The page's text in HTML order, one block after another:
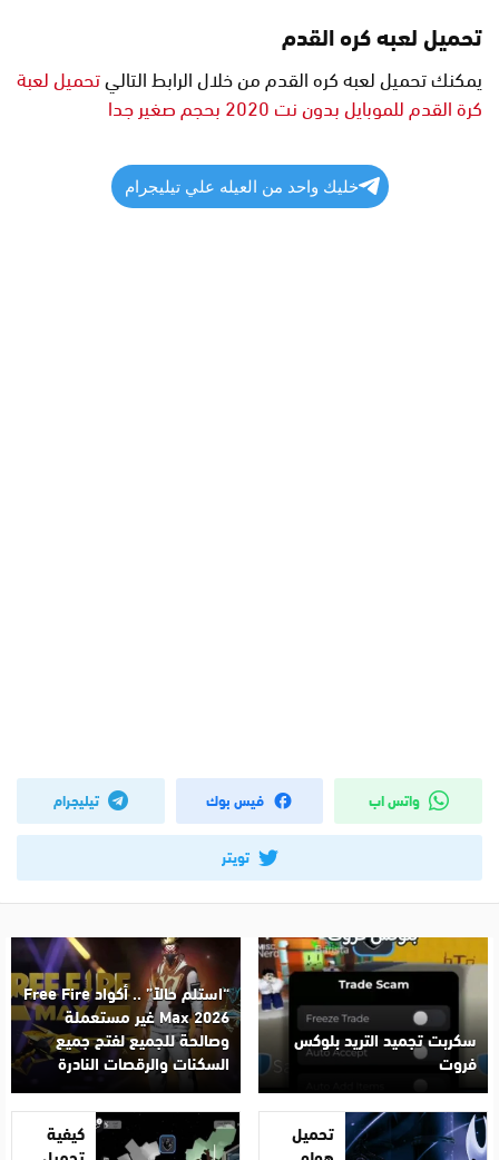
تحميل لعبه كره القدم
يمكنك تحميل لعبه كره القدم من خلال الرابط التاليتحميل لعبة
كرة القدم للموبايل بدون نت 2020 بحجم صغير جدا
خليك واحد من العيله علي تيليجرام
واتس اب فيس بوك تيليجرام
تويتر
سكربت تجميد التريد بلوكس
فروت
“استلم حالاً” .. أكواد Free Fire
Max 2026 غير مستعملة
وصالحة للجميع لفتح جميع
السكنات والرقصات النادرة
تحميل كيفية